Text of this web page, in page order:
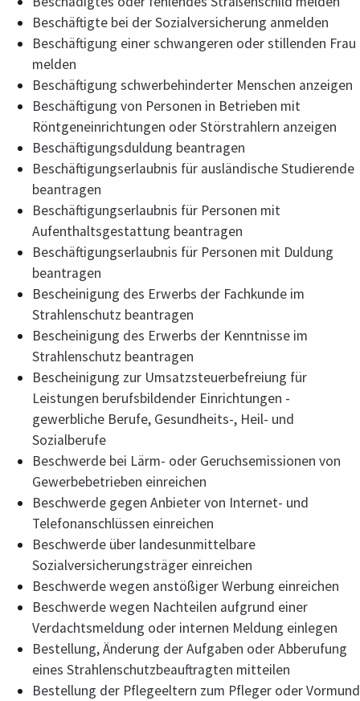
Beschäftigte bei der Sozialversicherung anmelden
Beschäftigung einer schwangeren oder stillenden Frau
melden
Beschäftigung schwerbehinderter Menschen anzeigen
Beschäftigung von Personen in Betrieben mit
Röntgeneinrichtungen oder Störstrahlern anzeigen
Beschäftigungsduldung beantragen
Beschäftigungserlaubnis für ausländische Studierende
beantragen
Beschäftigungserlaubnis für Personen mit
Aufenthaltsgestattung beantragen
Beschäftigungserlaubnis für Personen mit Duldung
beantragen
Bescheinigung des Erwerbs der Fachkunde im
Strahlenschutz beantragen
Bescheinigung des Erwerbs der Kenntnisse im
Strahlenschutz beantragen
Bescheinigung zur Umsatzsteuerbefreiung für
Leistungen berufsbildender Einrichtungen -
gewerbliche Berufe, Gesundheits-, Heil- und
Sozialberufe
Beschwerde bei Lärm- oder Geruchsemissionen von
Gewerbebetrieben einreichen
Beschwerde gegen Anbieter von Internet- und
Telefonanschlüssen einreichen
Beschwerde über landesunmittelbare
Sozialversicherungsträger einreichen
Beschwerde wegen anstößiger Werbung einreichen
Beschwerde wegen Nachteilen aufgrund einer
Verdachtsmeldung oder internen Meldung einlegen
Bestellung, Änderung der Aufgaben oder Abberufung
eines Strahlenschutzbeauftragten mitteilen
Bestellung der Pflegeeltern zum Pfleger oder Vormund